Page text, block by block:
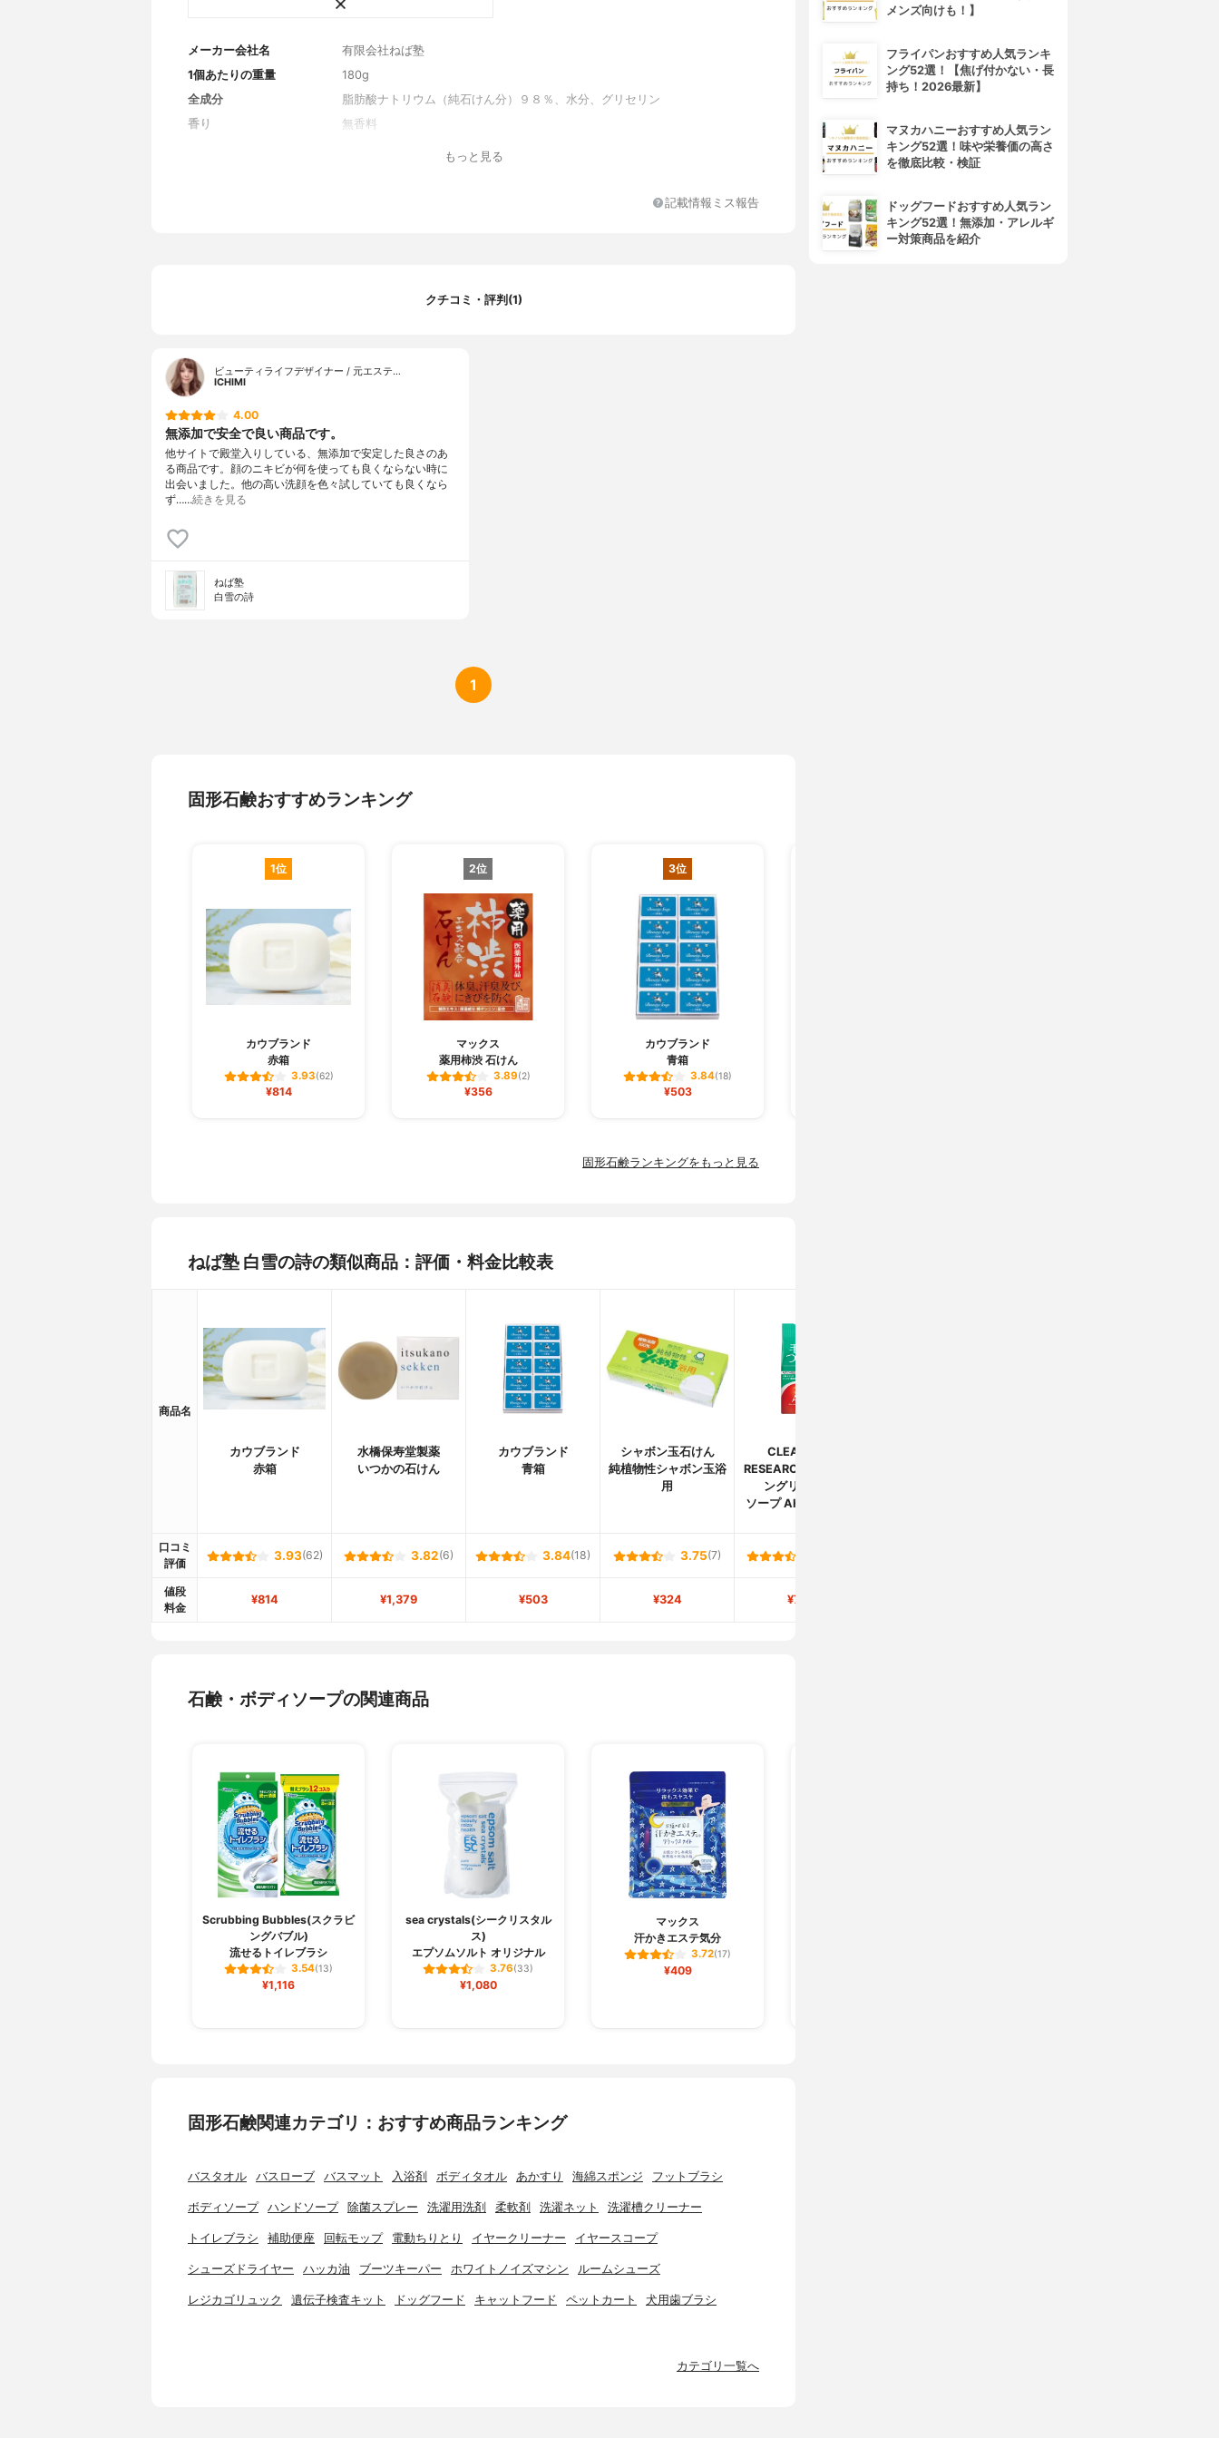
メーカー会社名
有限会社ねば塾
1個あたりの重量
180g
全成分
脂肪酸ナトリウム（純石けん分）９８％、水分、グリセリン
香り
無香料
もっと見る
記載情報ミス報告
クチコミ・評判(1)
ビューティライフデザイナー / 元エステ…
ICHIMI
4.00
無添加で安全で良い商品です。
他サイトで殿堂入りしている、無添加で安定した良さのあ
る商品です。顔のニキビが何を使っても良くならない時に
出会いました。他の高い洗顔を色々試していても良くなら
ず……続きを見る
ねば塾
白雪の詩
1
固形石鹸おすすめランキング
1位
カウブランド
赤箱
3.93(62)
¥814
2位
マックス
薬用柿渋 石けん
3.89(2)
¥356
3位
カウブランド
青箱
3.84(18)
¥503
固形石鹸ランキングをもっと見る
ねば塾 白雪の詩の類似商品：評価・料金比較表
商品名
カウブランド
赤箱
水橋保寿堂製薬
いつかの石けん
カウブランド
青箱
シャボン玉石けん
純植物性シャボン玉浴
用
CLEANSING
RESEARCH(クレンジ
ングリサーチ)
ソープ AHA＆ピール
口コミ
評価
3.93(62) 3.82(6) 3.84(18) 3.75(7)
値段
料金
¥814 ¥1,379 ¥503 ¥324 ¥744
石鹸・ボディソープの関連商品
Scrubbing Bubbles(スクラビ
ングバブル)
流せるトイレブラシ
3.54(13)
¥1,116
sea crystals(シークリスタル
ス)
エプソムソルト オリジナル
3.76(33)
¥1,080
マックス
汗かきエステ気分
3.72(17)
¥409
固形石鹸関連カテゴリ：おすすめ商品ランキング
バスタオル バスローブ バスマット 入浴剤 ボディタオル あかすり 海綿スポンジ フットブラシ
ボディソープ ハンドソープ 除菌スプレー 洗濯用洗剤 柔軟剤 洗濯ネット 洗濯槽クリーナー
トイレブラシ 補助便座 回転モップ 電動ちりとり イヤークリーナー イヤースコープ
シューズドライヤー ハッカ油 ブーツキーパー ホワイトノイズマシン ルームシューズ
レジカゴリュック 遺伝子検査キット ドッグフード キャットフード ペットカート 犬用歯ブラシ
カテゴリ一覧へ
メンズ向けも！】
フライパンおすすめ人気ランキ
ング52選！【焦げ付かない・長
持ち！2026最新】
マヌカハニーおすすめ人気ラン
キング52選！味や栄養価の高さ
を徹底比較・検証
ドッグフードおすすめ人気ラン
キング52選！無添加・アレルギ
ー対策商品を紹介